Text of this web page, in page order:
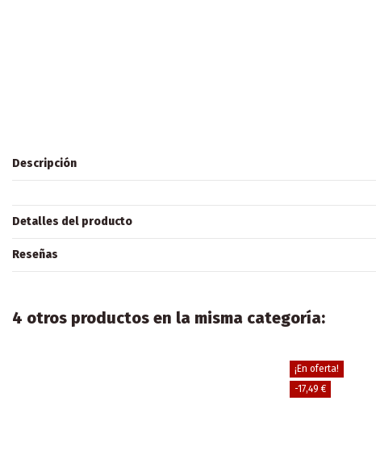
Descripción
Detalles del producto
Reseñas
4 otros productos en la misma categoría:
¡En oferta!
-17,49 €